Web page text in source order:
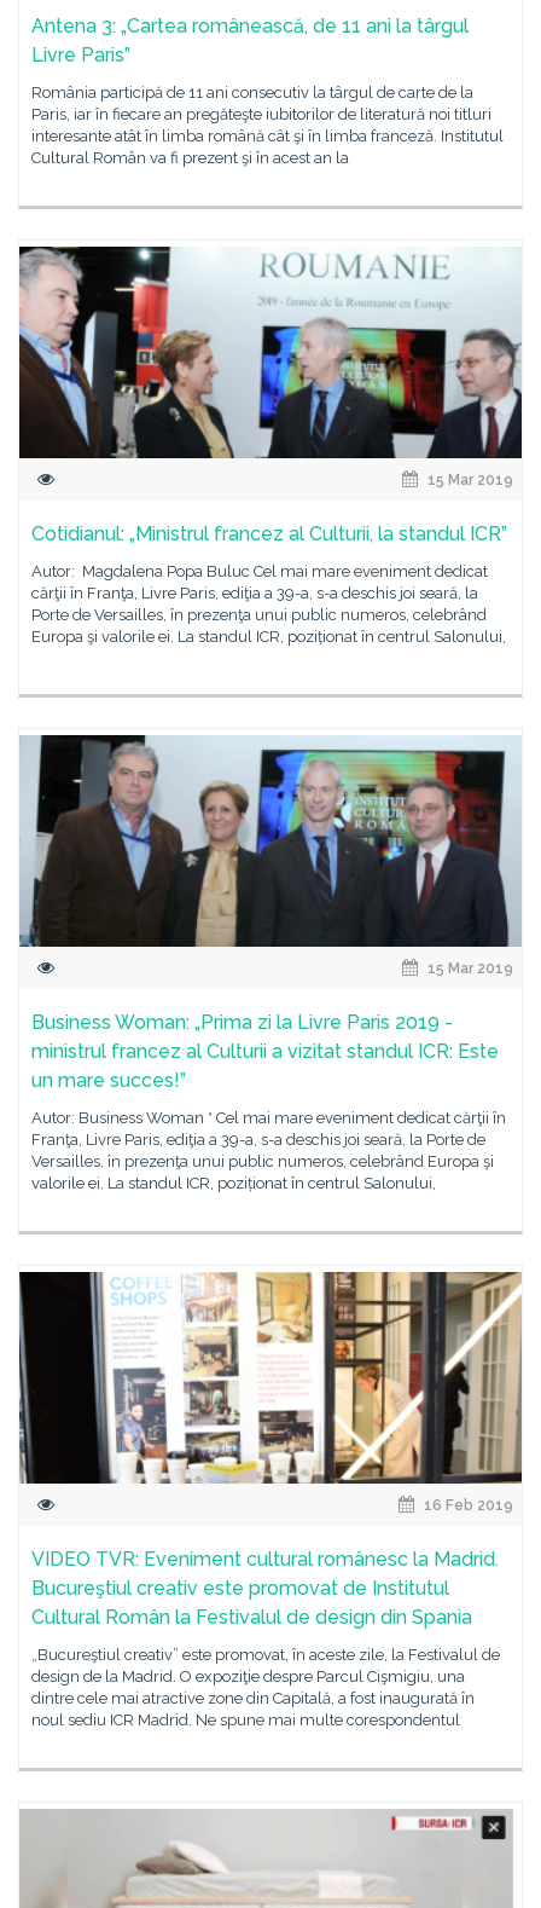
Antena 3: „Cartea românească, de 11 ani la târgul
Livre Paris”
România participă de 11 ani consecutiv la târgul de carte de la
Paris, iar în fiecare an pregăteşte iubitorilor de literatură noi titluri
interesante atât în limba română cât şi în limba franceză. Institutul
Cultural Român va fi prezent şi în acest an la
15 Mar 2019
Cotidianul: „Ministrul francez al Culturii, la standul ICR”
Autor: Magdalena Popa Buluc Cel mai mare eveniment dedicat
cărţii în Franţa, Livre Paris, ediţia a 39-a, s-a deschis joi seară, la
Porte de Versailles, în prezenţa unui public numeros, celebrând
Europa şi valorile ei. La standul ICR, poziționat în centrul Salonului,
15 Mar 2019
Business Woman: „Prima zi la Livre Paris 2019 -
ministrul francez al Culturii a vizitat standul ICR: Este
un mare succes!”
Autor: Business Woman * Cel mai mare eveniment dedicat cărţii în
Franţa, Livre Paris, ediţia a 39-a, s-a deschis joi seară, la Porte de
Versailles, în prezenţa unui public numeros, celebrând Europa şi
valorile ei. La standul ICR, poziționat în centrul Salonului,
16 Feb 2019
VIDEO TVR: Eveniment cultural românesc la Madrid.
Bucureştiul creativ este promovat de Institutul
Cultural Român la Festivalul de design din Spania
„Bucureştiul creativ” este promovat, în aceste zile, la Festivalul de
design de la Madrid. O expoziţie despre Parcul Cişmigiu, una
dintre cele mai atractive zone din Capitală, a fost inaugurată în
noul sediu ICR Madrid. Ne spune mai multe corespondentul